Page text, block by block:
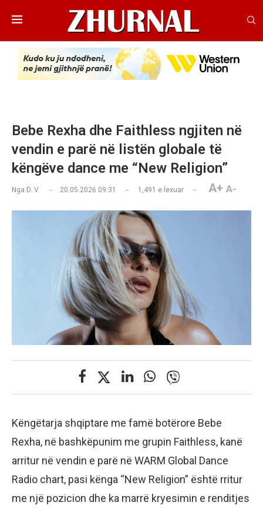
Bebe Rexha dhe Faithless ngjiten në
vendin e parë në listën globale të
këngëve dance me “New Religion”
Nga D. V. 20.05.2026 09:31 1,491 e lexuar A+ A-
Këngëtarja shqiptare me famë botërore Bebe
Rexha, në bashkëpunim me grupin Faithless, kanë
arritur në vendin e parë në WARM Global Dance
Radio chart, pasi kënga “New Religion” është rritur
me një pozicion dhe ka marrë kryesimin e renditjes